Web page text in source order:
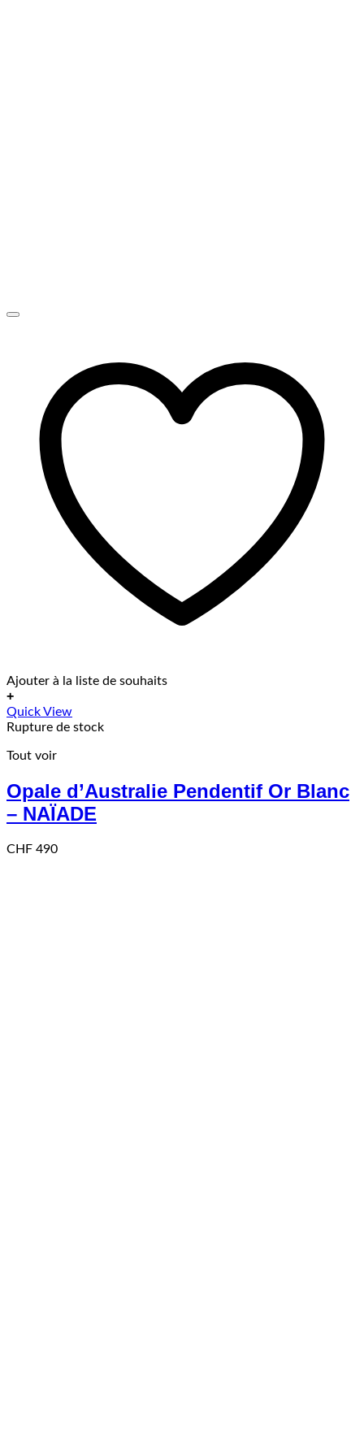
Ajouter à la liste de souhaits
+
Quick View
Rupture de stock
Tout voir
Opale d’Australie Pendentif Or Blanc
– NAÏADE
CHF 490